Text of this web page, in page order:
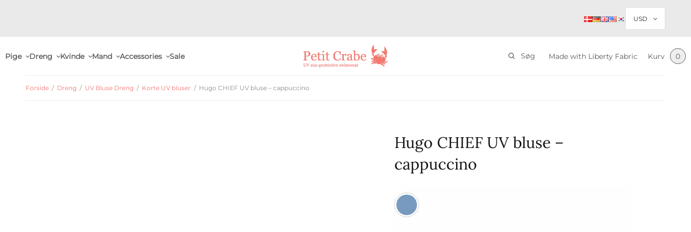
Pige Dreng Kvinde Mand Accessories Sale Søg Made with Liberty Fabric Kurv 0
Forside / Dreng / UV Bluse Dreng / Korte UV bluser / Hugo CHIEF UV bluse – cappuccino
Hugo CHIEF UV bluse –
cappuccino